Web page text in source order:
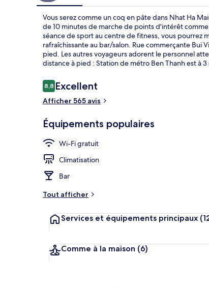
Vous serez comme un coq en pâte dans Nhat Ha
de 10 minutes de marche de points d'intérêt
séance de sport au centre de fitness, vous pourrez
rafraîchissante au bar/salon. Rue commerçante Bui
pied. Les autres voyageurs adorent le personnel
distance à pied : Station de métro Ben Thanh est à
Avis
voyageurs
8,88,8 sur 10
Excellent
Afficher 565 avis
Équipements populaires
Wi-Fi gratuit
Climatisation
Bar
Tout afficher
Services et équipements principaux
Comme à la maison (6)